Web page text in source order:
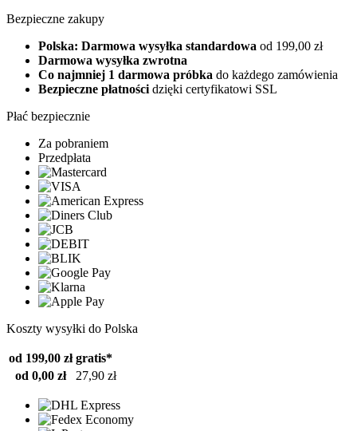
Bezpieczne zakupy
Polska: Darmowa wysyłka standardowa od 199,00 zł
Darmowa wysyłka zwrotna
Co najmniej 1 darmowa próbka do każdego zamówienia
Bezpieczne płatności dzięki certyfikatowi SSL
Płać bezpiecznie
Za pobraniem
Przedpłata
Koszty wysyłki do Polska
od 199,00 zł gratis*
od 0,00 zł
27,90 zł